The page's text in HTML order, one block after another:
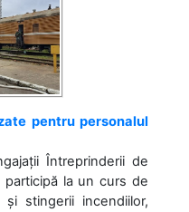
pentru personalul
Întreprinderii de
participă la un curs de
stingerii incendiilor,